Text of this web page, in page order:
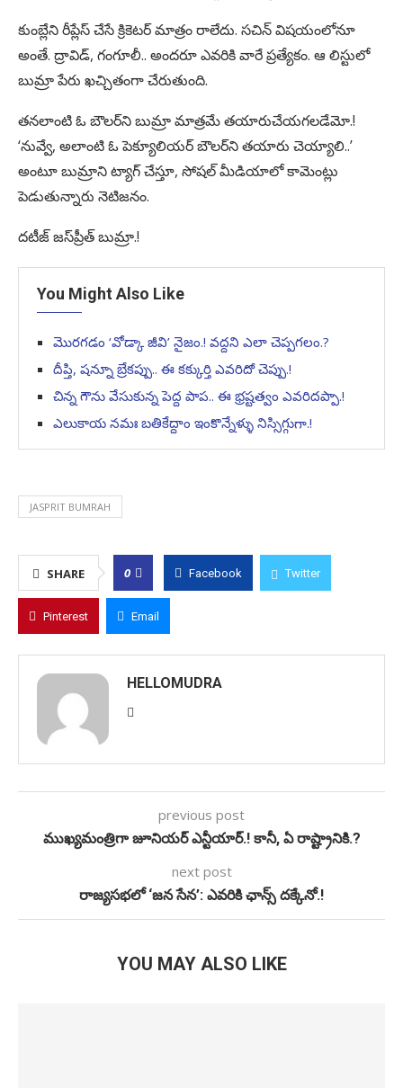
కుంబ్లేని రీప్లేస్ చేసే క్రికెటర్ మాత్రం రాలేదు. సచిన్ విషయంలోనూ
అంతే. ద్రావిడ్, గంగూలీ.. అందరూ ఎవరికి వారే ప్రత్యేకం. ఆ లిస్టులో
బుమ్రా పేరు ఖచ్చితంగా చేరుతుంది.
తనలాంటి ఓ బౌలర్‌ని బుమ్రా మాత్రమే తయారుచేయగలడేమో.!
‘నువ్వే, అలాంటి ఓ పెక్యూలియర్ బౌలర్‌ని తయారు చెయ్యాలి..’
అంటూ బుమ్రాని ట్యాగ్ చేస్తూ, సోషల్ మీడియాలో కామెంట్లు
పెడుతున్నారు నెటిజనం.
దటీజ్ జస్‌ప్రీత్ బుమ్రా.!
You Might Also Like
మొరగడం ‘వోడ్కా జీవి’ నైజం.! వద్దని ఎలా చెప్పగలం.?
దీప్తి, షన్నూ బ్రేకప్పు.. ఈ కక్కుర్తి ఎవరిదో చెప్పు.!
చిన్న గౌను వేసుకున్న పెద్ద పాప.. ఈ భ్రష్టత్వం ఎవరిదప్పా.!
ఎలుకాయ నమః బతికేద్దాం ఇంకొన్నేళ్ళు నిస్సిగ్గుగా.!
JASPRIT BUMRAH
SHARE 0 Facebook Twitter
Pinterest Email
HELLOMUDRA
previous post
ముఖ్యమంత్రిగా జూనియర్ ఎన్టీయార్.! కానీ, ఏ రాష్ట్రానికి.?
next post
రాజ్యసభలో ‘జన సేన’: ఎవరికి ఛాన్స్ దక్కేనో.!
YOU MAY ALSO LIKE